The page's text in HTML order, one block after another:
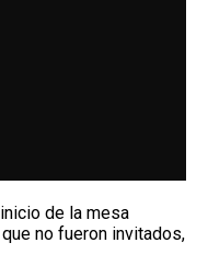
de la mesa
no fueron invitados,